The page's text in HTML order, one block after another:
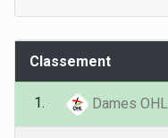
Classement
1. Dames OHL